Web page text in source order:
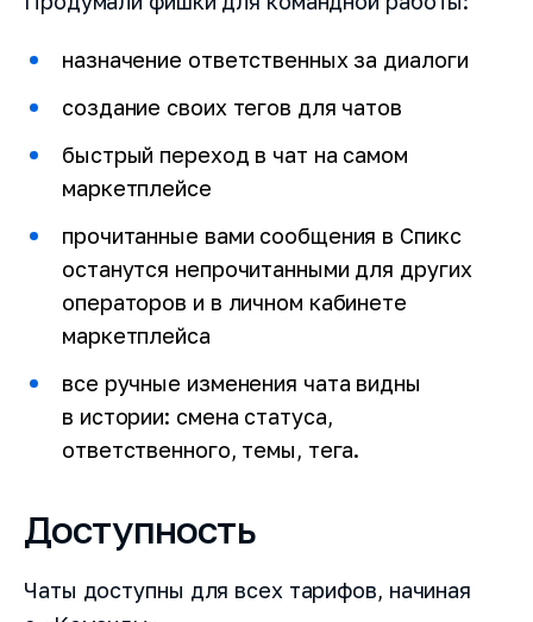
назначение ответственных за диалоги
создание своих тегов для чатов
быстрый переход в чат на самом
маркетплейсе
прочитанные вами сообщения в Спикс
останутся непрочитанными для других
операторов и в личном кабинете
маркетплейса
все ручные изменения чата видны
в истории: смена статуса,
ответственного, темы, тега.
Доступность
Чаты доступны для всех тарифов, начиная
Номер телефона
Email
Заказать демонстрацию
Я прочитал и согласен с условиямиЛицензионного договора
Пользовательского соглашения и Политики
конфиденциальности
Быть в курсе новостей и акций (редко и по делу)